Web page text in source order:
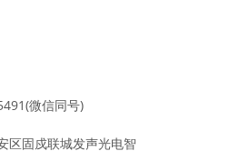
微信同号)
区固戍联城发声光电智